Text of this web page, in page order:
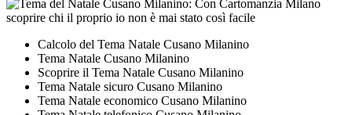
Calcolo del Tema Natale Cusano Milanino
Tema Natale Cusano Milanino
Scoprire il Tema Natale Cusano Milanino
Tema Natale sicuro Cusano Milanino
Tema Natale economico Cusano Milanino